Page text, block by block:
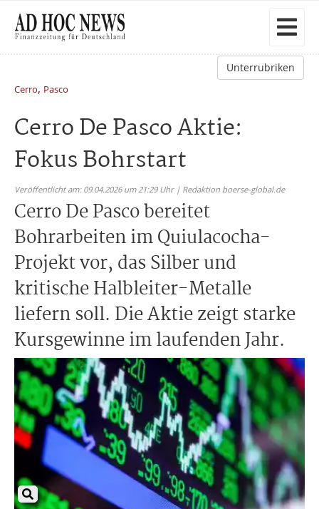
Unterrubriken
Cerro, Pasco
Cerro De Pasco Aktie:
Fokus Bohrstart
Veröffentlicht am: 09.04.2026 um 21:29 Uhr | Redaktion boerse-global.de
Cerro De Pasco bereitet
Bohrarbeiten im Quiulacocha-
Projekt vor, das Silber und
kritische Halbleiter-Metalle
liefern soll. Die Aktie zeigt starke
Kursgewinne im laufenden Jahr.